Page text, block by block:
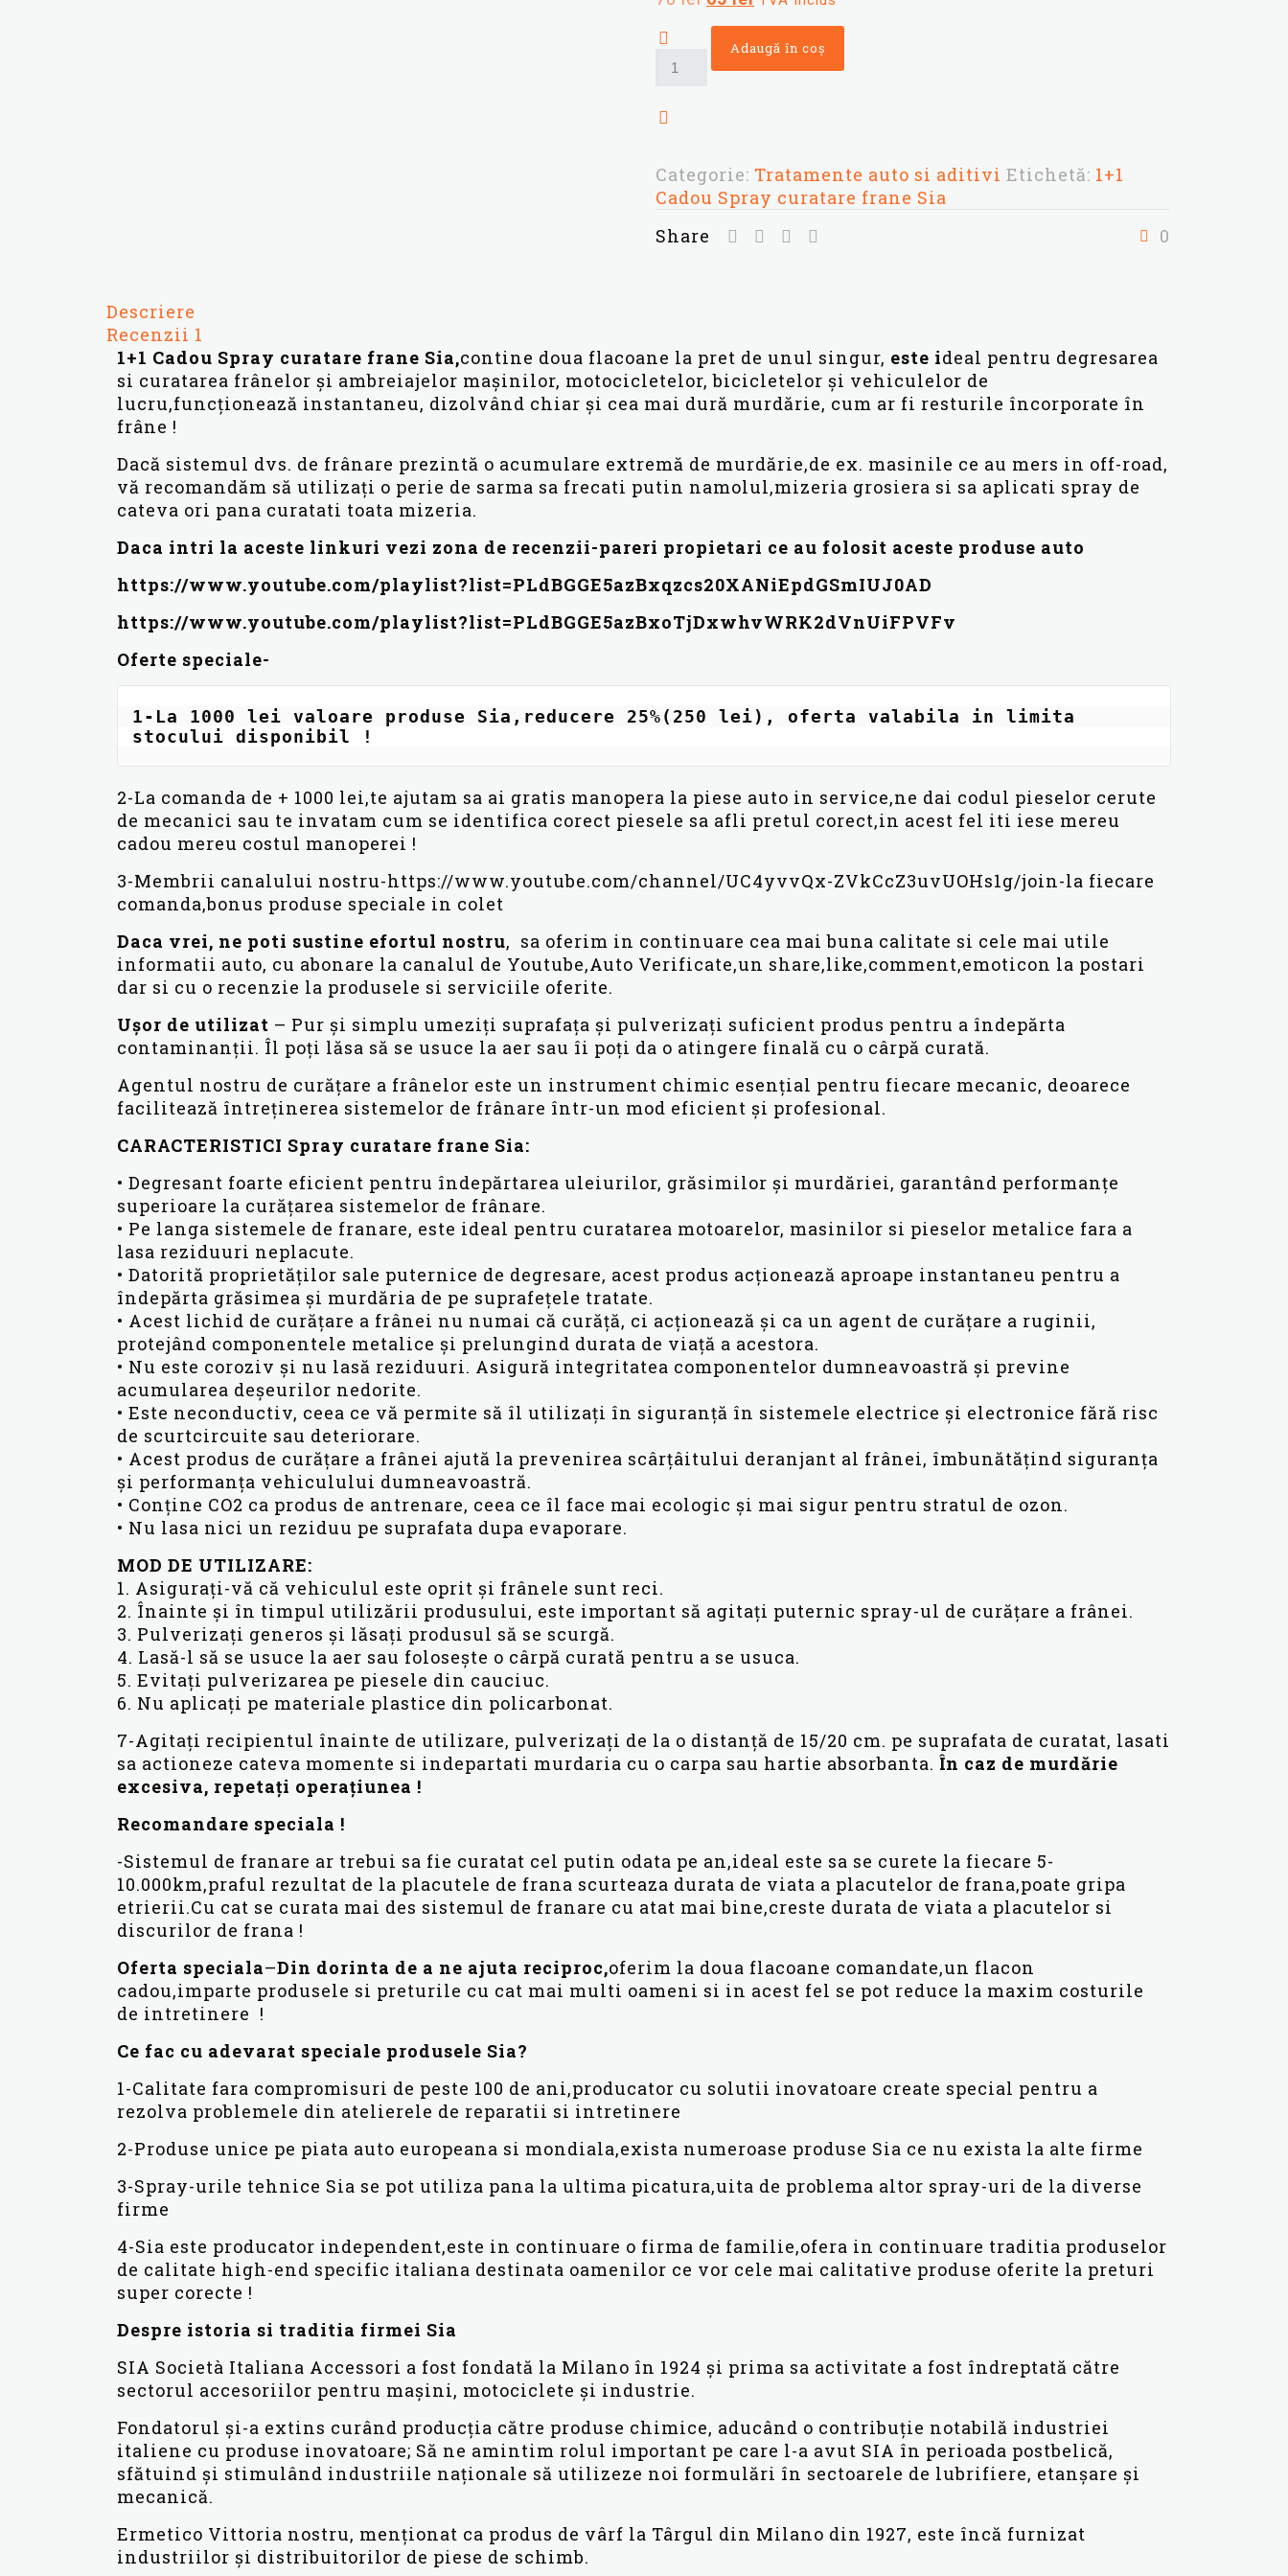
singure
fost:
este:
65 lei.
Cantitate
Cadou
Spray
frane
Sia
Adaugă în coș
Categorie: Tratamente auto si aditivi Etichetă: 1+1
Cadou Spray curatare frane Sia
Share
0
Descriere
Recenzii 1
1+1 Cadou Spray curatare frane Sia,contine doua flacoane la pret de unul singur, este ideal pentru degresarea
si curatarea frânelor și ambreiajelor mașinilor, motocicletelor, bicicletelor și vehiculelor de
lucru,funcționează instantaneu, dizolvând chiar și cea mai dură murdărie, cum ar fi resturile încorporate în
frâne !
Dacă sistemul dvs. de frânare prezintă o acumulare extremă de murdărie,de ex. masinile ce au mers in off-road,
vă recomandăm să utilizați o perie de sarma sa frecati putin namolul,mizeria grosiera si sa aplicati spray de
cateva ori pana curatati toata mizeria.
Daca intri la aceste linkuri vezi zona de recenzii-pareri propietari ce au folosit aceste produse auto
https://www.youtube.com/playlist?list=PLdBGGE5azBxqzcs20XANiEpdGSmIUJ0AD
https://www.youtube.com/playlist?list=PLdBGGE5azBxoTjDxwhvWRK2dVnUiFPVFv
Oferte speciale-
1-La 1000 lei valoare produse Sia,reducere 25%(250 lei), oferta valabila in limita
stocului disponibil !
2-La comanda de + 1000 lei,te ajutam sa ai gratis manopera la piese auto in service,ne dai codul pieselor cerute
de mecanici sau te invatam cum se identifica corect piesele sa afli pretul corect,in acest fel iti iese mereu
cadou mereu costul manoperei !
3-Membrii canalului nostru-https://www.youtube.com/channel/UC4yvvQx-ZVkCcZ3uvUOHs1g/join-la fiecare
comanda,bonus produse speciale in colet
Daca vrei, ne poti sustine efortul nostru, sa oferim in continuare cea mai buna calitate si cele mai utile
informatii auto, cu abonare la canalul de Youtube,Auto Verificate,un share,like,comment,emoticon la postari
dar si cu o recenzie la produsele si serviciile oferite.
Ușor de utilizat – Pur și simplu umeziți suprafața și pulverizați suficient produs pentru a îndepărta
contaminanții. Îl poți lăsa să se usuce la aer sau îi poți da o atingere finală cu o cârpă curată.
Agentul nostru de curățare a frânelor este un instrument chimic esențial pentru fiecare mecanic, deoarece
facilitează întreținerea sistemelor de frânare într-un mod eficient și profesional.
CARACTERISTICI Spray curatare frane Sia:
• Degresant foarte eficient pentru îndepărtarea uleiurilor, grăsimilor și murdăriei, garantând performanțe
superioare la curățarea sistemelor de frânare.
• Pe langa sistemele de franare, este ideal pentru curatarea motoarelor, masinilor si pieselor metalice fara a
lasa reziduuri neplacute.
• Datorită proprietăților sale puternice de degresare, acest produs acționează aproape instantaneu pentru a
îndepărta grăsimea și murdăria de pe suprafețele tratate.
• Acest lichid de curățare a frânei nu numai că curăță, ci acționează și ca un agent de curățare a ruginii,
protejând componentele metalice și prelungind durata de viață a acestora.
• Nu este coroziv și nu lasă reziduuri. Asigură integritatea componentelor dumneavoastră și previne
acumularea deșeurilor nedorite.
• Este neconductiv, ceea ce vă permite să îl utilizați în siguranță în sistemele electrice și electronice fără risc
de scurtcircuite sau deteriorare.
• Acest produs de curățare a frânei ajută la prevenirea scârțâitului deranjant al frânei, îmbunătățind siguranța
și performanța vehiculului dumneavoastră.
• Conține CO2 ca produs de antrenare, ceea ce îl face mai ecologic și mai sigur pentru stratul de ozon.
• Nu lasa nici un reziduu pe suprafata dupa evaporare.
MOD DE UTILIZARE:
1. Asigurați-vă că vehiculul este oprit și frânele sunt reci.
2. Înainte și în timpul utilizării produsului, este important să agitați puternic spray-ul de curățare a frânei.
3. Pulverizați generos și lăsați produsul să se scurgă.
4. Lasă-l să se usuce la aer sau folosește o cârpă curată pentru a se usuca.
5. Evitați pulverizarea pe piesele din cauciuc.
6. Nu aplicați pe materiale plastice din policarbonat.
7-Agitați recipientul înainte de utilizare, pulverizați de la o distanță de 15/20 cm. pe suprafata de curatat, lasati
sa actioneze cateva momente si indepartati murdaria cu o carpa sau hartie absorbanta. În caz de murdărie
excesiva, repetați operațiunea !
Recomandare speciala !
-Sistemul de franare ar trebui sa fie curatat cel putin odata pe an,ideal este sa se curete la fiecare 5-
10.000km,praful rezultat de la placutele de frana scurteaza durata de viata a placutelor de frana,poate gripa
etrierii.Cu cat se curata mai des sistemul de franare cu atat mai bine,creste durata de viata a placutelor si
discurilor de frana !
Oferta speciala–Din dorinta de a ne ajuta reciproc,oferim la doua flacoane comandate,un flacon
cadou,imparte produsele si preturile cu cat mai multi oameni si in acest fel se pot reduce la maxim costurile
de intretinere !
Ce fac cu adevarat speciale produsele Sia?
1-Calitate fara compromisuri de peste 100 de ani,producator cu solutii inovatoare create special pentru a
rezolva problemele din atelierele de reparatii si intretinere
2-Produse unice pe piata auto europeana si mondiala,exista numeroase produse Sia ce nu exista la alte firme
3-Spray-urile tehnice Sia se pot utiliza pana la ultima picatura,uita de problema altor spray-uri de la diverse
firme
4-Sia este producator independent,este in continuare o firma de familie,ofera in continuare traditia produselor
de calitate high-end specific italiana destinata oamenilor ce vor cele mai calitative produse oferite la preturi
super corecte !
Despre istoria si traditia firmei Sia
SIA Società Italiana Accessori a fost fondată la Milano în 1924 și prima sa activitate a fost îndreptată către
sectorul accesoriilor pentru mașini, motociclete și industrie.
Fondatorul și-a extins curând producția către produse chimice, aducând o contribuție notabilă industriei
italiene cu produse inovatoare; Să ne amintim rolul important pe care l-a avut SIA în perioada postbelică,
sfătuind și stimulând industriile naționale să utilizeze noi formulări în sectoarele de lubrifiere, etanșare și
mecanică.
Ermetico Vittoria nostru, menționat ca produs de vârf la Târgul din Milano din 1927, este încă furnizat
industriilor și distribuitorilor de piese de schimb.